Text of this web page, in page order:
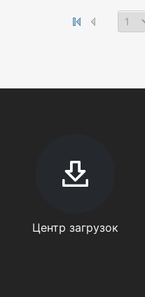
Центр загрузок